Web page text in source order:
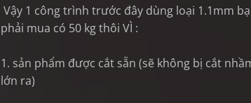
Vậy 1 công trình trước đây dùng loại 1.1mm
phải mua có 50 kg thôi VÌ :
1. sản phẩm được cắt sẵn (sẽ không bị cắt
lớn ra)